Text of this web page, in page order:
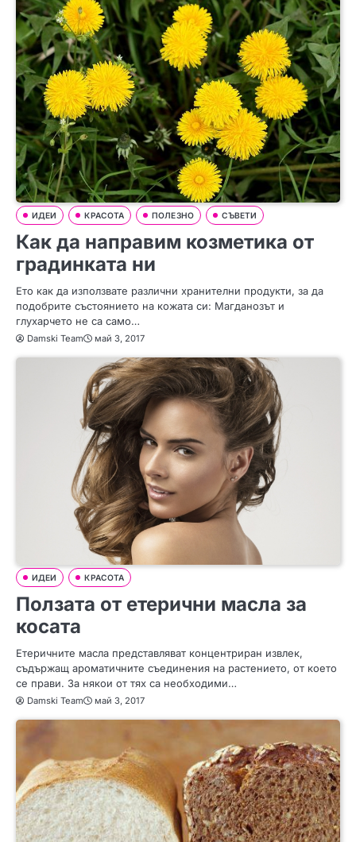
ИДЕИ КРАСОТА ПОЛЕЗНО СЪВЕТИ
Как да направим козметика от
градинката ни
Ето как да използвате различни хранителни продукти, за да
подобрите състоянието на кожата си: Магданозът и
глухарчето не са само…
Damski Team май 3, 2017
ИДЕИ КРАСОТА
Ползата от етерични масла за
косата
Етеричните масла представляват концентриран извлек,
съдържащ ароматичните съединения на растението, от което
се прави. За някои от тях са необходими…
Damski Team май 3, 2017